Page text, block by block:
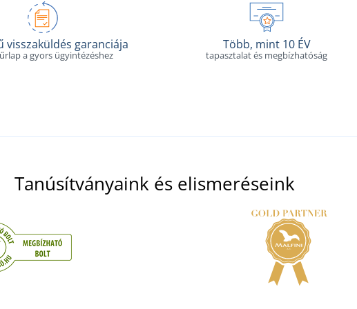
visszaküldés garanciája
a gyors ügyintézéshez
Több, mint 10 ÉV
tapasztalat és megbízhatóság
Tanúsítványaink és elismeréseink